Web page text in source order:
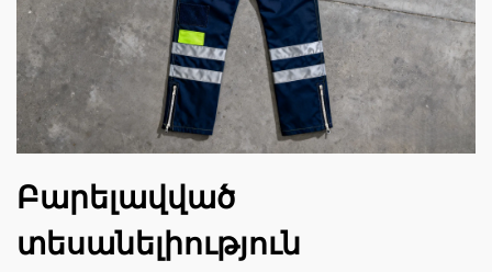
Բարելավված
տեսանելիություն